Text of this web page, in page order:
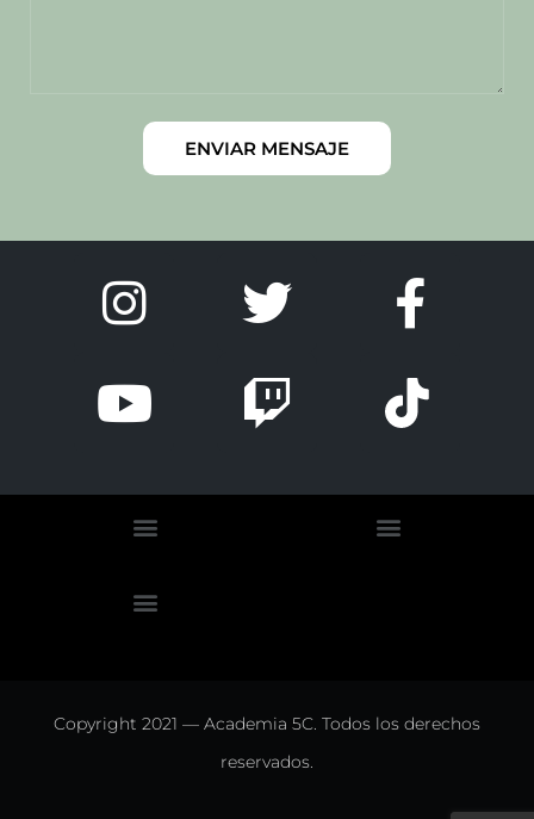
ENVIAR MENSAJE
Copyright 2021 — Academia 5C. Todos los derechos
reservados.